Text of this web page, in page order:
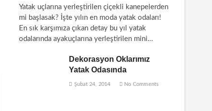
Yatak uçlarına yerleştirilen çiçekli kanepelerden
mi başlasak? İşte yılın en moda yatak odaları!
En sık karşımıza çıkan detay bu yıl yatak
odalarında ayakuçlarına yerleştirilen mini…
Dekorasyon Oklarımız
Yatak Odasında
Şubat 24, 2014 No Comments